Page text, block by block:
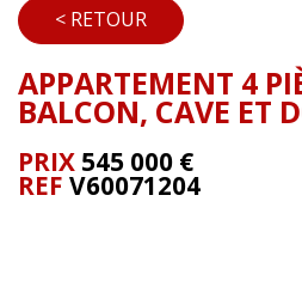
< RETOUR
APPARTEMENT 4
BALCON, CAVE ET
PRIX 545 000 €
REF V60071204